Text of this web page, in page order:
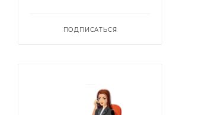
ПОДПИСАТЬСЯ